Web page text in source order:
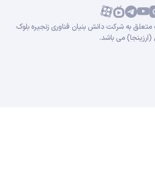
به شرکت دانش بنیان فناوری زنجیره بلوک
می باشد.